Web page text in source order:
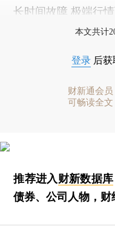
长时间故障 极端行
本文共计
登录 后
财新通会员
可畅读全文
推荐进入财新数据库
债券、公司人物，财